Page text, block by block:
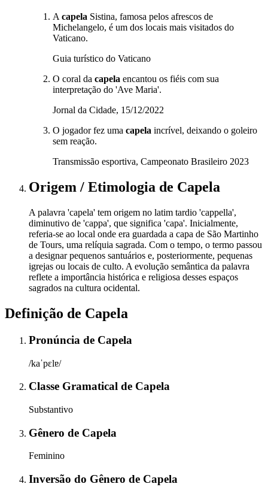
A capela Sistina, famosa pelos afrescos de
Michelangelo, é um dos locais mais visitados do
Vaticano.
Guia turístico do Vaticano
O coral da capela encantou os fiéis com sua
interpretação do 'Ave Maria'.
Jornal da Cidade, 15/12/2022
O jogador fez uma capela incrível, deixando o goleiro
sem reação.
Transmissão esportiva, Campeonato Brasileiro 2023
Origem / Etimologia de Capela
A palavra 'capela' tem origem no latim tardio 'cappella',
diminutivo de 'cappa', que significa 'capa'. Inicialmente,
referia-se ao local onde era guardada a capa de São Martinho
de Tours, uma relíquia sagrada. Com o tempo, o termo passou
a designar pequenos santuários e, posteriormente, pequenas
igrejas ou locais de culto. A evolução semântica da palavra
reflete a importância histórica e religiosa desses espaços
sagrados na cultura ocidental.
Definição de Capela
Pronúncia de Capela
/kaˈpɛlɐ/
Classe Gramatical de Capela
Substantivo
Gênero de Capela
Feminino
Inversão do Gênero de Capela